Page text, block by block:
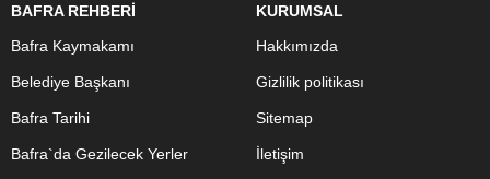
BAFRA REHBERİ
Bafra Kaymakamı
Belediye Başkanı
Bafra Tarihi
Bafra`da Gezilecek Yerler
KURUMSAL
Hakkımızda
Gizlilik politikası
Sitemap
İletişim